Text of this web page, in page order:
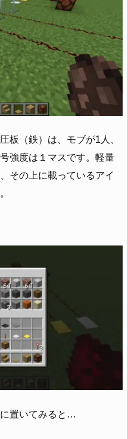
板（鉄）は、モブが1人、
強度は１マスです。軽量
その上に載っているアイ
置いてみると…